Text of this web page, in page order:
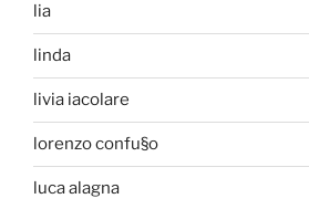
lia
linda
livia iacolare
lorenzo confu§o
luca alagna